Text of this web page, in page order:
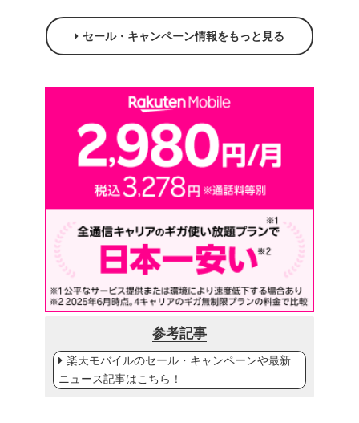
セール・キャンペーン情報をもっと見る
参考記事
楽天モバイルのセール・キャンペーンや最新
ニュース記事はこちら！